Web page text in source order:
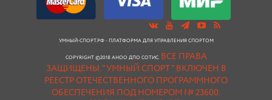
УМНЫЙ-СПОРТ.РФ - ПЛАТФОРМА ДЛЯ УПРАВЛЕНИЯ СПОРТОМ
COPYRIGHT ©2018 АНОО ДПО СОТИС. ВСЕ ПРАВА
ЗАЩИЩЕНЫ."УМНЫЙ СПОРТ " ВКЛЮЧЕН В
РЕЕСТР ОТЕЧЕСТВЕННОГО ПРОГРАММНОГО
ОБЕСПЕЧЕНИЯ ПОД НОМЕРОМ № 23600.